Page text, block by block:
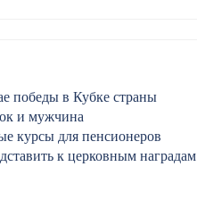
победы в Кубке страны
и мужчина
курсы для пенсионеров
к церковным наградам